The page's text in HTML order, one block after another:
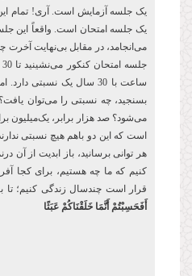
بسنجید، چه نسبتی را می‌توان
می‌شود؟ صد هزار برابر، یک‌میلیون
است که این دو باهم هیچ نسبتی
هر توانی برسانید، باز ابدیت از آن
کنیم که ما چه هستیم، برای کجا
قرار است چندسال زندگی کنیم؛ تا
أَفَحَسِبْتُمْ أَنَّمَا خَلَقْنَاكُمْ عَبَثًا